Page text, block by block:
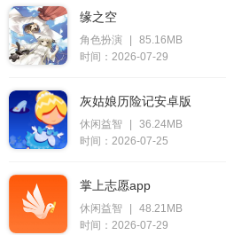
缘之空
角色扮演
85.16MB
时间：2026-07-29
灰姑娘历险记安卓版
休闲益智
36.24MB
时间：2026-07-25
掌上志愿app
休闲益智
48.21MB
时间：2026-07-29